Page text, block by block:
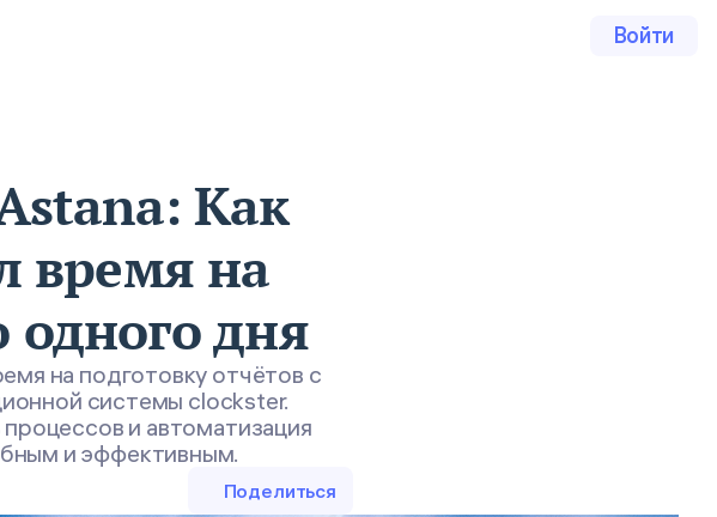
Войти
Как
время на
одного дня
на подготовку отчётов с
системы clockster.
и автоматизация
и эффективным.
Поделиться